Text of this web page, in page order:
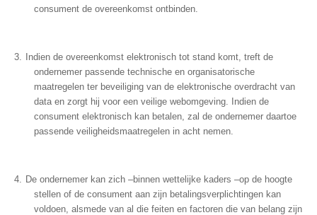
consument de overeenkomst ontbinden.
Indien de overeenkomst elektronisch tot stand komt, treft de
ondernemer passende technische en organisatorische
maatregelen ter beveiliging van de elektronische overdracht van
data en zorgt hij voor een veilige webomgeving. Indien de
consument elektronisch kan betalen, zal de ondernemer daartoe
passende veiligheidsmaatregelen in acht nemen.
De ondernemer kan zich –binnen wettelijke kaders –op de hoogte
stellen of de consument aan zijn betalingsverplichtingen kan
voldoen, alsmede van al die feiten en factoren die van belang zijn